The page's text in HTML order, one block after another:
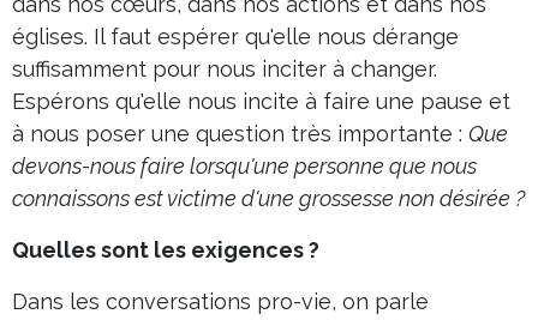
églises. Il faut espérer qu'elle nous dérange
suffisamment pour nous inciter à changer.
Espérons qu'elle nous incite à faire une pause et
à nous poser une question très importante : Que
devons-nous faire lorsqu'une personne que nous
connaissons est victime d'une grossesse non désirée ?
Quelles sont les exigences ?
Dans les conversations pro-vie, on parle